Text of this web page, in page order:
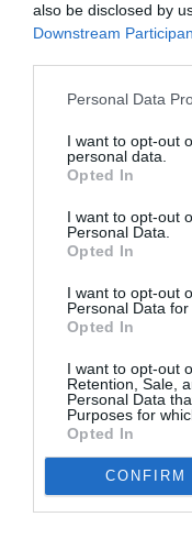
also be disclosed by
Downstream
Personal Data
I want to opt-out
personal data.
Opted In
I want to opt-out
Personal Data.
Opted In
I want to opt-out
Personal Data for
Opted In
I want to opt-out
Retention, Sale,
Personal Data
Purposes for
Opted In
CONFIRM
Facebook
En fait, ce sont des